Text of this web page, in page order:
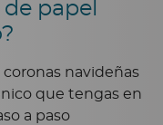
papel
navideñas
que tengas en
a paso